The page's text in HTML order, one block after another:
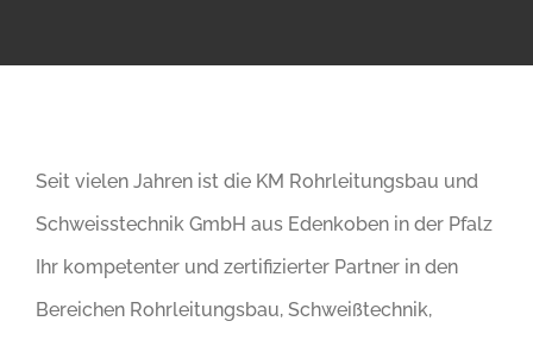
Kontakt
Seit vielen Jahren ist die KM Rohrleitungsbau und
Schweisstechnik GmbH aus Edenkoben in der Pfalz
Ihr kompetenter und zertifizierter Partner in den
Bereichen Rohrleitungsbau, Schweißtechnik,